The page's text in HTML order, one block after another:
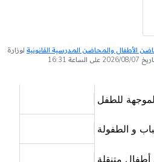
الأطفال والمحاضن المدرسية القانونية لوزارة
16:31